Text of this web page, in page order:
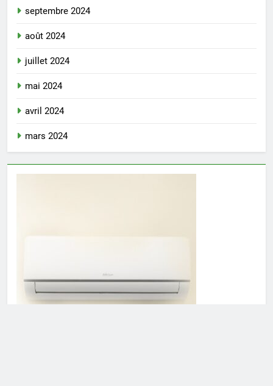
septembre 2024
août 2024
juillet 2024
mai 2024
avril 2024
mars 2024